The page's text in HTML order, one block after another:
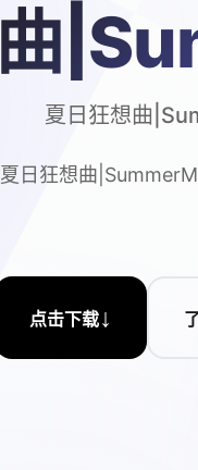
曲
夏日狂想曲
夏日狂想曲
点击下载↓